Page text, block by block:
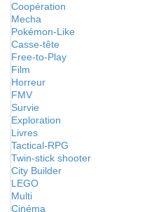
Coopération
Mecha
Pokémon-Like
Casse-tête
Free-to-Play
Film
Horreur
FMV
Survie
Exploration
Livres
Tactical-RPG
Twin-stick shooter
City Builder
LEGO
Multi
Cinéma